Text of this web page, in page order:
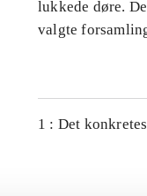
lukkede døre.
valgte
1 : Det